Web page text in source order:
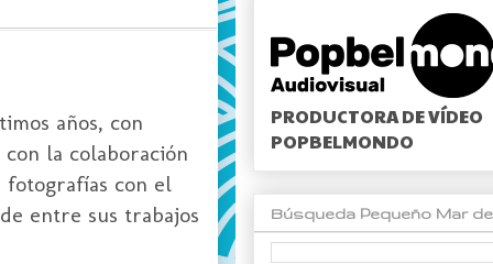
años, con
la colaboración
con el
entre sus trabajos
PRODUCTORA DE VÍDEO
POPBELMONDO
Búsqueda Pequeño Mar